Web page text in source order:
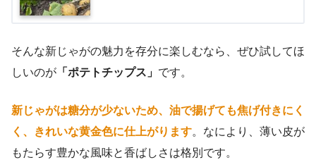
そんな新じゃがの魅力を存分に楽しむなら、ぜひ試してほ
しいのが 「ポテトチップス」 です。
新じゃがは糖分が少ないため、油で揚げても焦げ付きにく
く、きれいな黄金色に仕上がります。なにより、薄い皮が
もたらす豊かな風味と香ばしさは格別です。